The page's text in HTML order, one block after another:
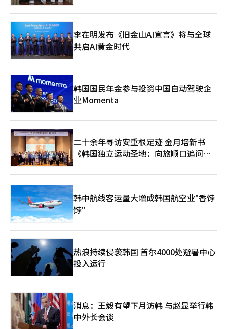
(APT)”也被纳入监管范围。影响立竿见影。到2025年底，中国的
APT出口几乎停止。根据中国海关数据，2025年APT及钨、钨碳
化物粉末的总出口量较去年骤减41.7%，仅为3,877吨，甚至在
2026年1月至2月期间，出口完全中断。 更值得注意的是，在同一
时期，中国反而进口了1,363吨钨金属。仅仅一年前，中国还是一
个出口545吨的净出口国，如今却一夜之间变成了净进口国。曾经
源。 市场立即发出警报。根据美国地质调查局(USGS)的数据，
2025年，鹿特丹基准的APT基准价格从每公吨331美元飙升至675
美元。到2026年1月，按照快速市场的标准，价格突破了1,090至
1,150美元，仅一年内价格上涨了三倍多。BMO全球原材料研究的
分析师在2026年2月的报告中警告称：“全球仿佛像梦游者一样无
防备地走入钨危机。”他们指出，中国矿山的质量下降、环境监管
加强以及长期投资不足是原因。 如此激烈的霸权竞争源于钨金属
不可替代的特性。 钨的熔点高达3,422摄氏度，是地球上所有元素
中最高的，密度与黄金相当。将其加工成碳化物形态的切削工具或
钻头几乎无法被其他材料替代。美国国防部称其为“战争金属
列为国家核心矿产进行管理，但截至2025年，全球总产量85,000
吨中，竟有67,000吨由中国生产。 中国在美国之前已经采取了行
动。在美国签署开发合同之前，中国早已越过哈萨克斯坦边界。香
港上市的中国企业“嘉鑫国际资源投资(Jiaxin)”运营的阿拉木图
是7,085吨氧化钨。在哈萨克斯坦南部，中国企业在开采矿产，而
在中部，美国企业则在积极准备开采，形成了奇特的景象。 在这
种情况下，哈萨克斯坦根据托卡耶夫总统的“多向外交(Multi-
vector)”政策，灵活应对两方，获取利益。 哈萨克斯坦在与俄罗
斯主导的军事联盟和中国主导的贸易集团之间保持平衡，去年11月
在华盛顿峰会上与美国企业签署了总额达170亿美元的29项协议。
外交专业刊物《外交家(The Diplomat)》指出，哈萨克斯坦在核
心矿产出口中，美国的占比仅为5%（中国27%，俄罗斯16%）。
然而，托卡耶夫总统在华盛顿称特朗普总统为“天上掉下来的恩
人”，巧妙地平衡各国利益。 美国同样感到急迫。美国南中亚特
95.0%、LG能源解决方案91.3%、三星SDI 89.7%。 然而，若战争
口，全球物流中断持续可能逐步增加成本压力。 一位业内人士表
示：“目前尚不需要紧急应对，但如果外部局势不确定性长期化，
物流和汇率等间接因素的负担可能会逐步增加。”※ 本报道经人
工智能（AI）系统翻译与编辑。
李在明发布《旧金山AI宣言》将与全球
共启AI黄金时代
韩国国民年金参与投资中国自动驾驶企
业Momenta
二十余年寻访安重根足迹 金月培新书
《韩国独立运动圣地：向旅顺口追问历
韩中航线客运量大增成韩国航空业"香饽
饽"
热浪持续侵袭韩国 首尔4000处避暑中心
投入运行
消息：王毅有望下月访韩 与赵显举行韩
中外长会谈